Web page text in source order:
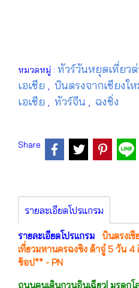
หมวดหมู่ : ทัวร์วันหยุดเที่ยว
เอเชีย , บินตรงจากเชียงใ
เอเชีย , ทัวร์จีน , ฉงชิ่ง
Share
รายละเอียดโปรแกรม
รายละเอียดโปรแกรม
บินตรงเชี
เที่ยวมหานครฉงชิง ต้าจู๋ 5 วัน 4
ช้อป** - PN
ถนนคนเดินกวนอินเฉียว| มรดกโ